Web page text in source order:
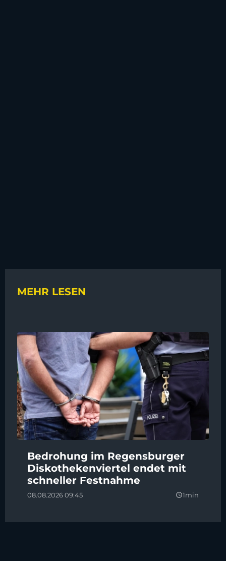
MEHR LESEN
Bedrohung im Regensburger
Diskothekenviertel endet mit
schneller Festnahme
08.08.2026 09:45 query_builder1min